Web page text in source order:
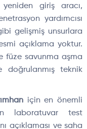
yeniden giriş aracı,
yardımcısı
gelişmiş unsurlara
açıklama yoktur.
füze savunma aşma
teknik
için en önemli
laboratuvar test
açıklaması ve saha